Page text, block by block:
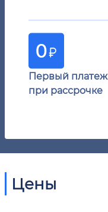
Первый платеж
при рассрочке
Цены